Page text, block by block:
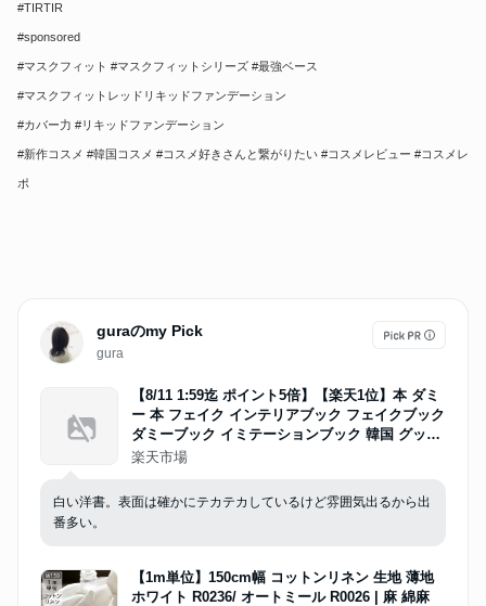
#TIRTIR
#sponsored
#マスクフィット #マスクフィットシリーズ #最強ベース
#マスクフィットレッドリキッドファンデーション
#カバー力 #リキッドファンデーション
#新作コスメ #韓国コスメ #コスメ好きさんと繋がりたい #コスメレビュー #コスメレ
ポ
guraのmy Pick
gura
【8/11 1:59迄 ポイント5倍】【楽天1位】本 ダミ
ー 本 フェイク インテリアブック フェイクブック
ダミーブック イミテーションブック 韓国 グッズ
全4種 B5 モノトーン 英語 撮影 小道具 アンティ
展示用 装飾
楽天市場
白い洋書。表面は確かにテカテカしているけど雰囲気出るから出
番多い。
【1m単位】150cm幅 コットンリネン 生地 薄地
ホワイト R0236/ オートミール R0026 | 麻 綿麻